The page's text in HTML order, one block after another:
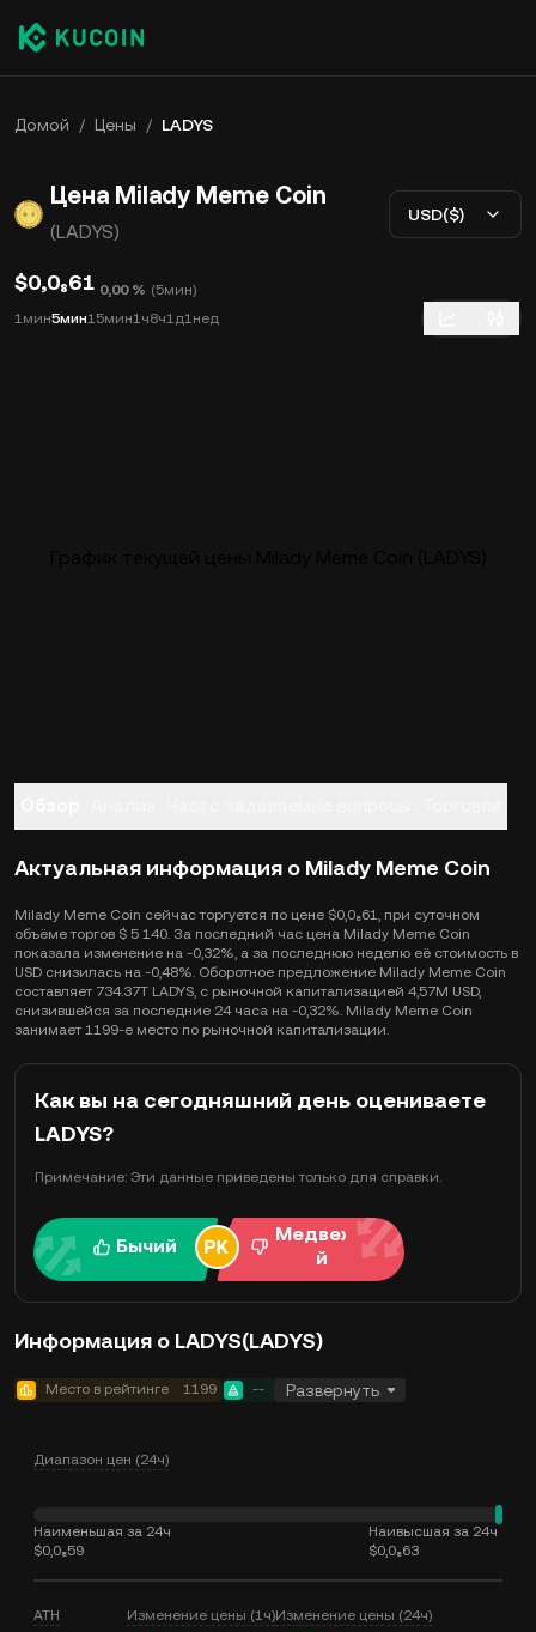
Домой / Цены / LADYS
Цена Milady Meme Coin
(LADYS)
USD($)
$0,0₈61 0,00 % (5мин)
1мин5мин15мин1ч8ч1д1нед
Актуальная информация о Milady Meme Coin
Milady Meme Coin сейчас торгуется по цене $0,0₈61, при суточном
объёме торгов $ 5 140. За последний час цена Milady Meme Coin
показала изменение на -0,32%, а за последнюю неделю её стоимость в
USD снизилась на -0,48%. Оборотное предложение Milady Meme Coin
составляет 734.37T LADYS, с рыночной капитализацией 4,57M USD,
снизившейся за последние 24 часа на -0,32%. Milady Meme Coin
занимает 1199-е место по рыночной капитализации.
Как вы на сегодняшний день оцениваете
LADYS?
Примечание: Эти данные приведены только для справки.
Бычий
Медвежи
й
Информация о LADYS(LADYS)
Место в рейтинге 1199 -- Развернуть
Диапазон цен (24ч)
Наименьшая за 24ч
$0,0₈59
Наивысшая за 24ч
$0,0₈63
ATH Изменение цены (1ч)Изменение цены (24ч)